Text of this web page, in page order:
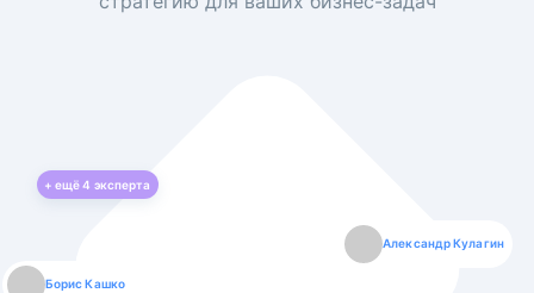
+ ещё4 эксперта
Борис Кашко
Александр Кулагин
Юлия Изоитко
Даниил Макаров
Александр Кулагин
Екатерина Лазаренко
Даниил Макаров
Борис Кашко
Екатерина Лазаренко
Юлия Изоитко